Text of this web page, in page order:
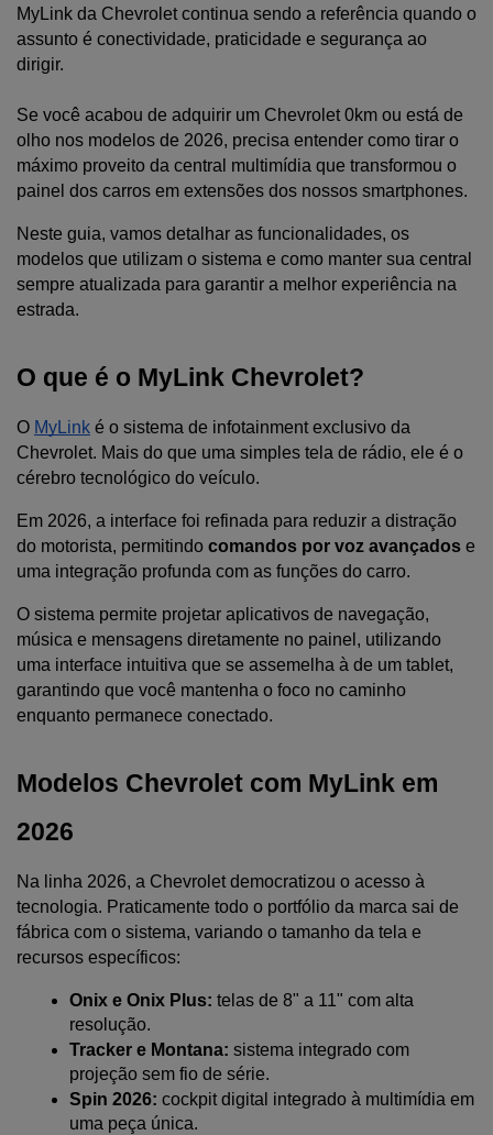
MyLink da Chevrolet continua sendo a referência quando o
assunto é conectividade, praticidade e segurança ao
dirigir.
Se você acabou de adquirir um Chevrolet 0km ou está de
olho nos modelos de 2026, precisa entender como tirar o
máximo proveito da central multimídia que transformou o
painel dos carros em extensões dos nossos smartphones.
Neste guia, vamos detalhar as funcionalidades, os
modelos que utilizam o sistema e como manter sua central
sempre atualizada para garantir a melhor experiência na
estrada.
O que é o MyLink Chevrolet?
O MyLink é o sistema de infotainment exclusivo da
Chevrolet. Mais do que uma simples tela de rádio, ele é o
cérebro tecnológico do veículo.
Em 2026, a interface foi refinada para reduzir a distração
do motorista, permitindo comandos por voz avançados e
uma integração profunda com as funções do carro.
O sistema permite projetar aplicativos de navegação,
música e mensagens diretamente no painel, utilizando
uma interface intuitiva que se assemelha à de um tablet,
garantindo que você mantenha o foco no caminho
enquanto permanece conectado.
Modelos Chevrolet com MyLink em
2026
Na linha 2026, a Chevrolet democratizou o acesso à
tecnologia. Praticamente todo o portfólio da marca sai de
fábrica com o sistema, variando o tamanho da tela e
recursos específicos:
Onix e Onix Plus: telas de 8" a 11" com alta
resolução.
Tracker e Montana: sistema integrado com
projeção sem fio de série.
Spin 2026: cockpit digital integrado à multimídia em
uma peça única.